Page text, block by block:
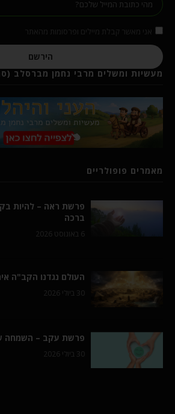
הירשם
מעשיות ומשלים מרבי נחמן מברסלב
מאמרים פופולריים
פרשת ראה – להיות
ברכה
6 באוגוסט 2026
העולם נגדנו הקב"ה
30 ביולי 2026
פרשת עקב – השמחה
30 ביולי 2026